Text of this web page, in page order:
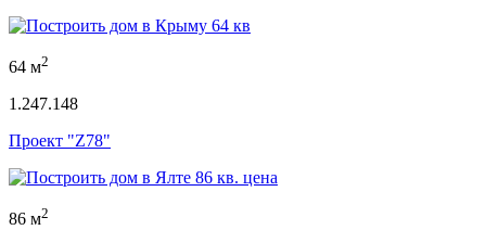
64 м2
1.247.148
Проект "Z78"
86 м2